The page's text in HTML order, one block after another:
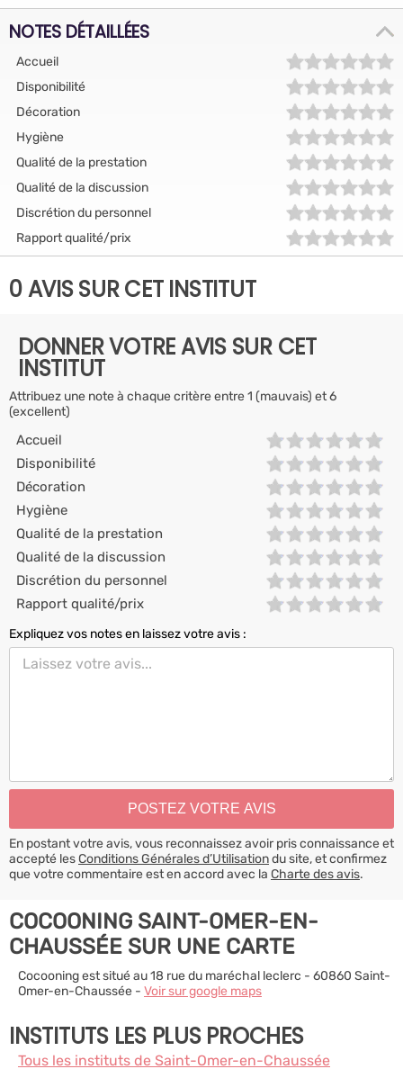
NOTES DÉTAILLÉES
Accueil
Disponibilité
Décoration
Hygiène
Qualité de la prestation
Qualité de la discussion
Discrétion du personnel
Rapport qualité/prix
0 AVIS SUR CET INSTITUT
DONNER VOTRE AVIS SUR CET
INSTITUT
Attribuez une note à chaque critère entre 1 (mauvais) et 6
(excellent)
Accueil
Disponibilité
Décoration
Hygiène
Qualité de la prestation
Qualité de la discussion
Discrétion du personnel
Rapport qualité/prix
Expliquez vos notes en laissez votre avis :
En postant votre avis, vous reconnaissez avoir pris connaissance et
accepté lesConditions Générales d’Utilisationdu site, et confirmez
que votre commentaire est en accord avec la Charte des avis.
COCOONING SAINT-OMER-EN-
CHAUSSÉE SUR UNE CARTE
Cocooning est situé au 18 rue du maréchal leclerc - 60860 Saint-
Omer-en-Chaussée - Voir sur google maps
INSTITUTS LES PLUS PROCHES
Tous les instituts de Saint-Omer-en-Chaussée